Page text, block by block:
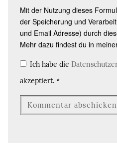
Mit der Nutzung dieses
der Speicherung und
und Email Adresse) durch
Mehr dazu findest du in
Ich habe die
akzeptiert. *